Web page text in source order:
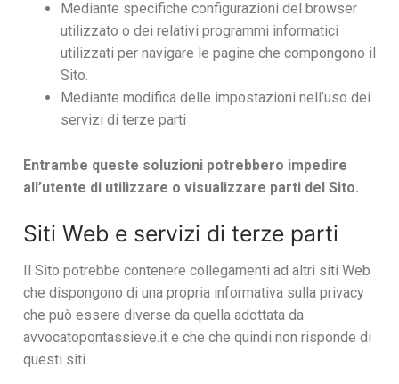
Mediante specifiche configurazioni del browser
utilizzato o dei relativi programmi informatici
utilizzati per navigare le pagine che compongono il
Sito.
Mediante modifica delle impostazioni nell’uso dei
servizi di terze parti
Entrambe queste soluzioni potrebbero impedire
all’utente di utilizzare o visualizzare parti del Sito.
Siti Web e servizi di terze parti
Il Sito potrebbe contenere collegamenti ad altri siti Web
che dispongono di una propria informativa sulla privacy
che può essere diverse da quella adottata da
avvocatopontassieve.it e che che quindi non risponde di
questi siti.